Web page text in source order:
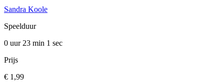
Sandra Koole
Speelduur
0 uur 23 min 1 sec
Prijs
€ 1,99